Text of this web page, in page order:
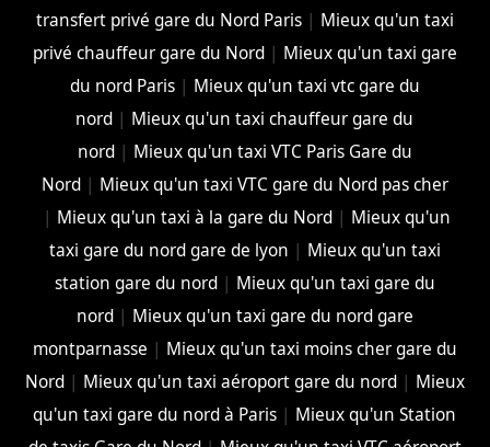
transfert privé gare du Nord Paris| Mieux qu'un taxi
privé chauffeur gare du Nord| Mieux qu'un taxi gare
du nord Paris| Mieux qu'un taxi vtc gare du
nord | Mieux qu'un taxi chauffeur gare du
nord| Mieux qu'un taxi VTC Paris Gare du
Nord| Mieux qu'un taxi VTC gare du Nord pas cher
| Mieux qu'un taxi à la gare du Nord | Mieux qu'un
taxi gare du nord gare de lyon | Mieux qu'un taxi
station gare du nord| Mieux qu'un taxi gare du
nord| Mieux qu'un taxi gare du nord gare
montparnasse | Mieux qu'un taxi moins cher gare du
Nord| Mieux qu'un taxi aéroport gare du nord| Mieux
qu'un taxi gare du nord à Paris | Mieux qu'un Station